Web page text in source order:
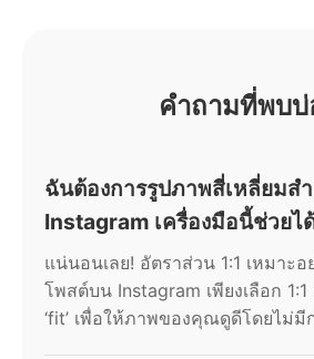
คำถามที่พบบ่
ฉันต้องการรูปภาพสี่เหลี่ยมส
Instagram เครื่องมือนี้ช่วยไ
แน่นอนเลย! อัตราส่วน 1:1 เหมาะอ
โพสต์บน Instagram เพียงเลือก 1:1
‘fit’ เพื่อให้ภาพของคุณดูดีโดยไม่มี